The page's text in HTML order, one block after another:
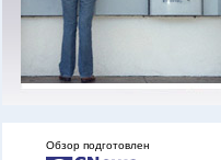
Обзор подготовлен